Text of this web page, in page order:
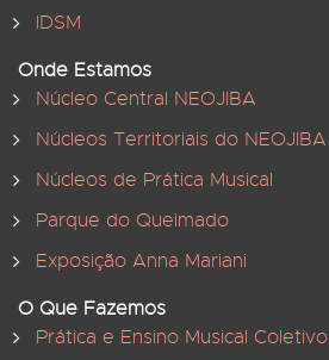
IDSM
Onde Estamos
Núcleo Central NEOJIBA
Núcleos Territoriais do NEOJIBA
Núcleos de Prática Musical
Parque do Queimado
Exposição Anna Mariani
O Que Fazemos
Prática e Ensino Musical Coletivo